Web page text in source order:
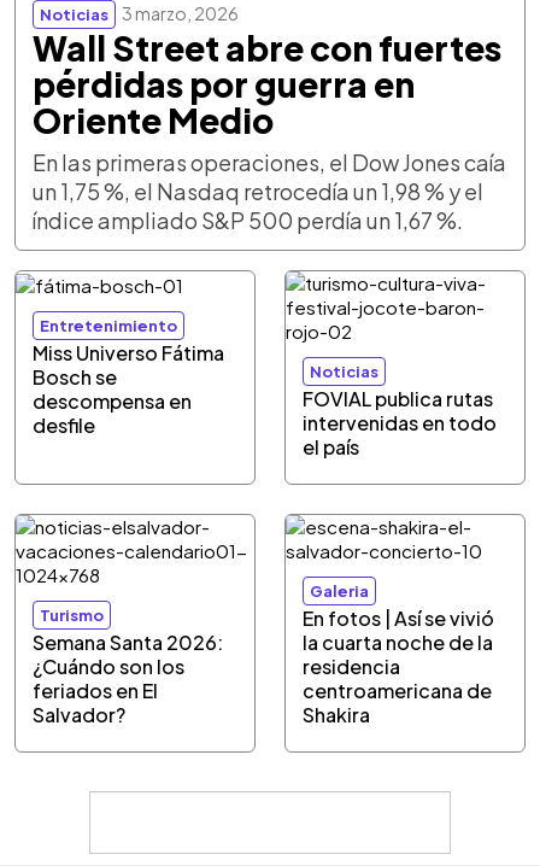
Noticias 3 marzo, 2026
Wall Street abre con fuertes
pérdidas por guerra en
Oriente Medio
En las primeras operaciones, el Dow Jones caía
un 1,75 %, el Nasdaq retrocedía un 1,98 % y el
índice ampliado S&P 500 perdía un 1,67 %.
Entretenimiento
Miss Universo Fátima
Bosch se
descompensa en
desfile
Noticias
FOVIAL publica rutas
intervenidas en todo
el país
Turismo
Semana Santa 2026:
¿Cuándo son los
feriados en El
Salvador?
Galeria
En fotos | Así se vivió
la cuarta noche de la
residencia
centroamericana de
Shakira